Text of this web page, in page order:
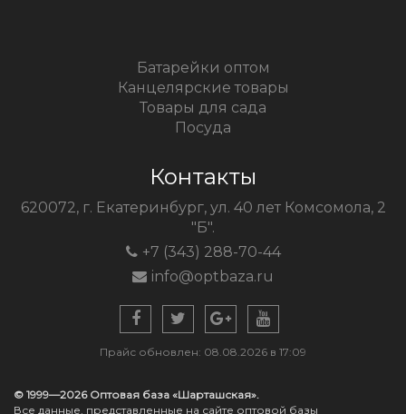
Батарейки оптом
Канцелярские товары
Товары для сада
Посуда
Контакты
620072, г. Екатеринбург, ул. 40 лет Комсомола, 2
"Б".
+7 (343) 288-70-44
info@optbaza.ru
Прайс обновлен: 08.08.2026 в 17:09
© 1999—2026 Оптовая база «Шарташская».
Все данные, представленные на сайте оптовой базы